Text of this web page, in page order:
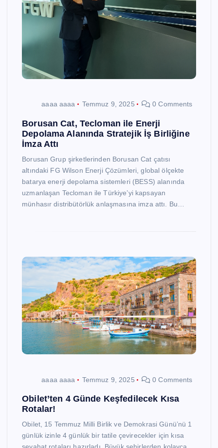
aaaa aaaa Temmuz 9, 2025 0 Comments
Borusan Cat, Tecloman ile Enerji
Depolama Alanında Stratejik İş Birliğine
İmza Attı
Borusan Grup şirketlerinden Borusan Cat çatısı
altındaki FG Wilson Enerji Çözümleri, global ölçekte
batarya enerji depolama sistemleri (BESS) alanında
uzmanlaşan Tecloman ile Türkiye’yi kapsayan
münhasır distribütörlük anlaşmasına imza attı. Bu…
aaaa aaaa Temmuz 9, 2025 0 Comments
Obilet’ten 4 Günde Keşfedilecek Kısa
Rotalar!
Obilet, 15 Temmuz Milli Birlik ve Demokrasi Günü’nü 1
günlük izinle 4 günlük bir tatile çevirecekler için kısa